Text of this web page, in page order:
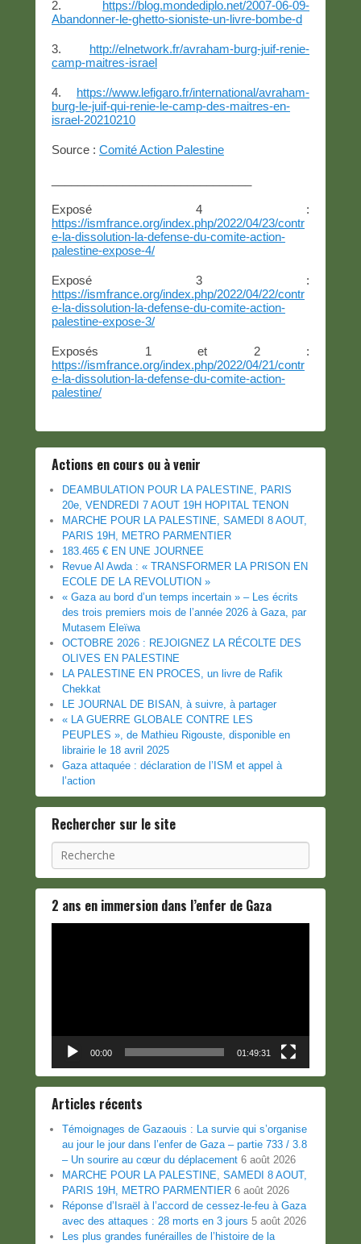
2. https://blog.mondediplo.net/2007-06-09-
Abandonner-le-ghetto-sioniste-un-livre-bombe-d
3. http://elnetwork.fr/avraham-burg-juif-renie-
camp-maitres-israel
4. https://www.lefigaro.fr/international/avraham-
burg-le-juif-qui-renie-le-camp-des-maitres-en-
israel-20210210
Source : Comité Action Palestine
Exposé 4 :
https://ismfrance.org/index.php/2022/04/23/contr
e-la-dissolution-la-defense-du-comite-action-
palestine-expose-4/
Exposé 3 :
https://ismfrance.org/index.php/2022/04/22/contr
e-la-dissolution-la-defense-du-comite-action-
palestine-expose-3/
Exposés 1 et 2 :
https://ismfrance.org/index.php/2022/04/21/contr
e-la-dissolution-la-defense-du-comite-action-
palestine/
Actions en cours ou à venir
DEAMBULATION POUR LA PALESTINE, PARIS
20e, VENDREDI 7 AOUT 19H HOPITAL TENON
MARCHE POUR LA PALESTINE, SAMEDI 8 AOUT,
PARIS 19H, METRO PARMENTIER
183.465 € EN UNE JOURNEE
Revue Al Awda : « TRANSFORMER LA PRISON EN
ECOLE DE LA REVOLUTION »
« Gaza au bord d’un temps incertain » – Les écrits
des trois premiers mois de l’année 2026 à Gaza, par
Mutasem Eleïwa
OCTOBRE 2026 : REJOIGNEZ LA RÉCOLTE DES
OLIVES EN PALESTINE
LA PALESTINE EN PROCES, un livre de Rafik
Chekkat
LE JOURNAL DE BISAN, à suivre, à partager
« LA GUERRE GLOBALE CONTRE LES
PEUPLES », de Mathieu Rigouste, disponible en
librairie le 18 avril 2025
Gaza attaquée : déclaration de l’ISM et appel à
l’action
Rechercher sur le site
Recherche
2 ans en immersion dans l’enfer de Gaza
00:00 01:49:31
Articles récents
Témoignages de Gazaouis : La survie qui s’organise
au jour le jour dans l’enfer de Gaza – partie 733 / 3.8
– Un sourire au cœur du déplacement 6 août 2026
MARCHE POUR LA PALESTINE, SAMEDI 8 AOUT,
PARIS 19H, METRO PARMENTIER 6 août 2026
Réponse d’Israël à l’accord de cessez-le-feu à Gaza
avec des attaques : 28 morts en 3 jours 5 août 2026
Les plus grandes funérailles de l’histoire de la